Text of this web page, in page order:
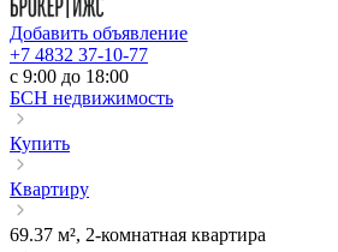
Добавить объявление
+7 4832 37-10-77
c 9:00 до 18:00
БСН недвижимость
Купить
Квартиру
69.37 м², 2-комнатная квартира